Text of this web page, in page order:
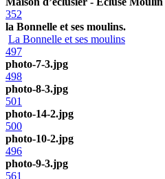
352
la Bonnelle et ses moulins.
La Bonnelle et ses moulins
497
photo-7-3.jpg
498
photo-8-3.jpg
501
photo-14-2.jpg
500
photo-10-2.jpg
496
photo-9-3.jpg
561